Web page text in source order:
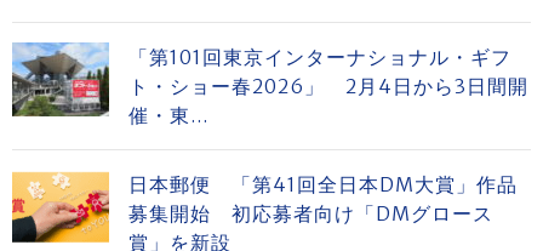
「第101回東京インターナショナル・ギフ
ト・ショー春2026」 2月4日から3日間開
催・東...
日本郵便 「第41回全日本DM大賞」作品
募集開始 初応募者向け「DMグロース
賞」を新設